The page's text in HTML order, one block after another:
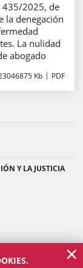
435/2025, de
la denegación
La nulidad
abogado
Kb PDF
Y LA JUSTICIA
×